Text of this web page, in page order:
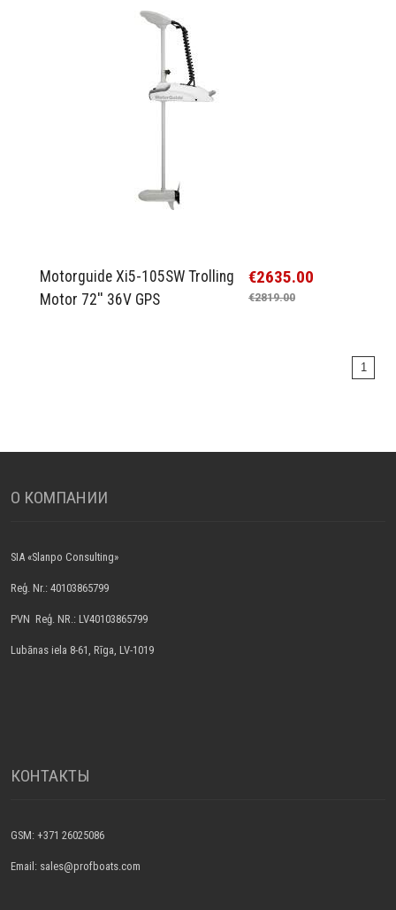
Motorguide Xi5-105SW Trolling
Motor 72'' 36V GPS
€2635.00
€2819.00
1
О КОМПАНИИ
SIA «Slanpo Consulting»
Reģ. Nr.: 40103865799
PVN Reģ. NR.: LV40103865799
Lubānas iela 8-61, Rīga, LV-1019
КОНТАКТЫ
GSM: +371 26025086
Email: sales@profboats.com